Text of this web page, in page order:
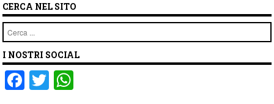
CERCA NEL SITO
Cerca
I NOSTRI SOCIAL
F T